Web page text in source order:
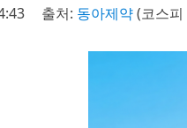
출처: 동아제약(코스피